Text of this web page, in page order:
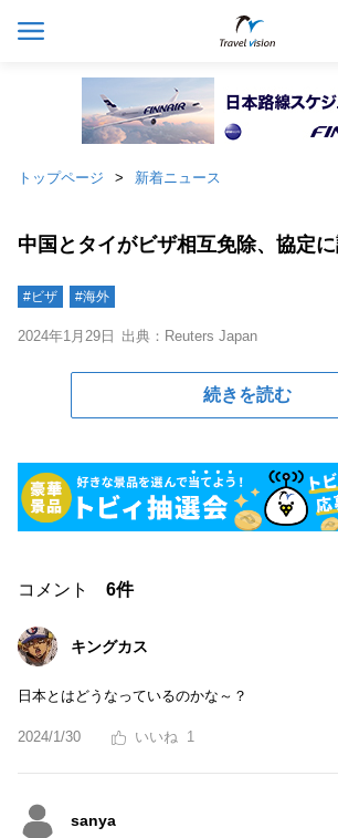
トップページ 新着ニュース
中国とタイがビザ相互免除、協定
#ビザ #海外
2024年1月29日 出典：Reuters Japan
続きを読む
コメント 6件
キングカス
日本とはどうなっているのかな～？
2024/1/30 1
sanya